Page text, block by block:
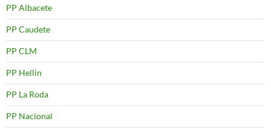
PP Albacete
PP Caudete
PP CLM
PP Hellin
PP La Roda
PP Nacional